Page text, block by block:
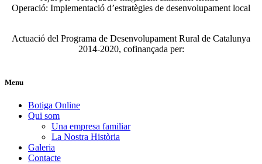
Operació: Implementació d’estratègies de desenvolupament local
Actuació del Programa de Desenvolupament Rural de Catalunya
2014-2020, cofinançada per:
Menu
Botiga Online
Qui som
Una empresa familiar
La Nostra Història
Galeria
Contacte